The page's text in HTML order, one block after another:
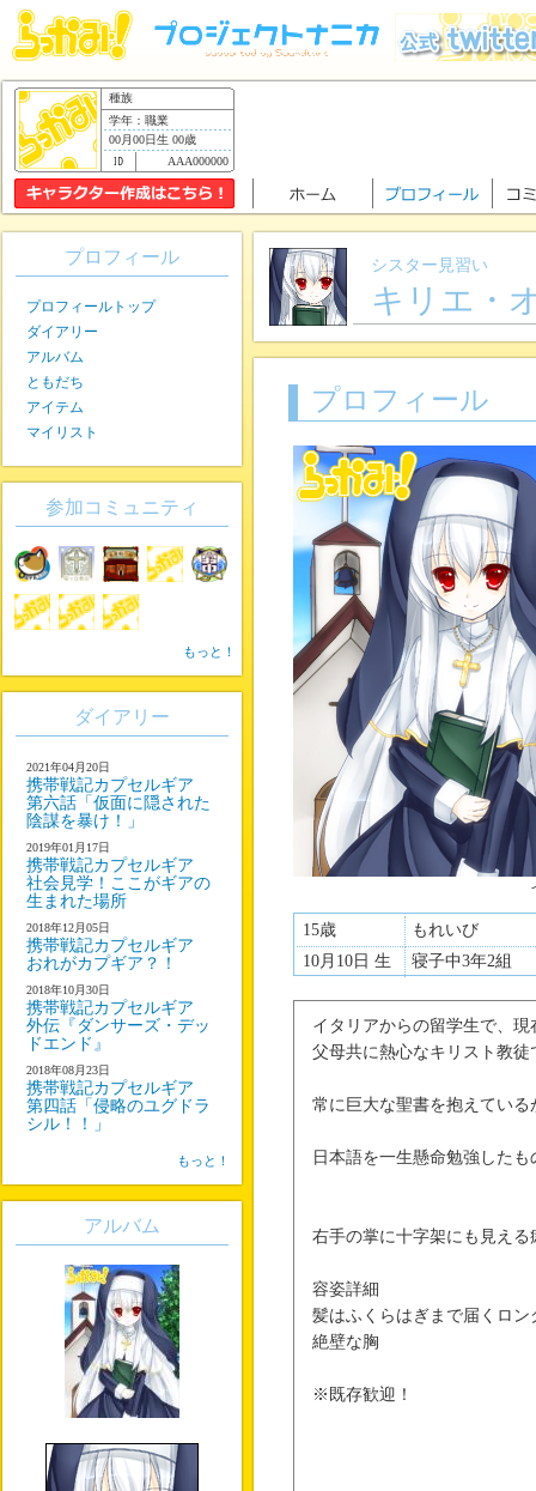
種族
学年：職業
00月00日生 00歳
AAA000000
シスター見習い
キリエ・
プロフィール
15歳
もれいび
10月10日 生
寝子中3年2組
イタリアからの留学生で、
父母共に熱心なキリスト教
常に巨大な聖書を抱えてい
日本語を一生懸命勉強した
右手の掌に十字架にも見える
容姿詳細
髪はふくらはぎまで届くロン
絶壁な胸
※既存歓迎！
プロフィール
プロフィールトップ
ダイアリー
アルバム
ともだち
アイテム
マイリスト
参加コミュニティ
もっと！
ダイアリー
2021年04月20日
携帯戦記カプセルギア
第六話「仮面に隠された
陰謀を暴け！」
2019年01月17日
携帯戦記カプセルギア
社会見学！ここがギアの
生まれた場所
2018年12月05日
携帯戦記カプセルギア
おれがカプギア？！
2018年10月30日
携帯戦記カプセルギア
外伝『ダンサーズ・デッ
ドエンド』
2018年08月23日
携帯戦記カプセルギア
第四話「侵略のユグドラ
シル！！」
もっと！
アルバム